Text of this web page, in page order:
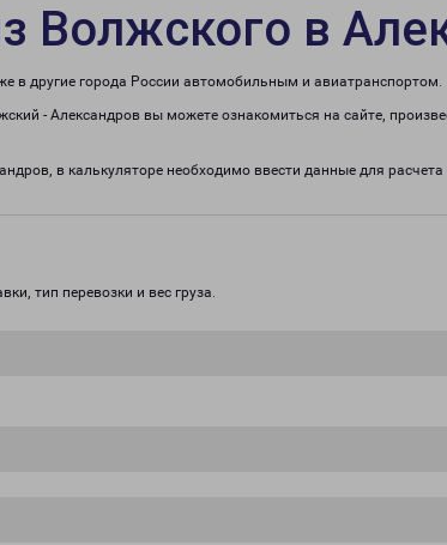
Волжского в
в другие города России автомобильным и авиатранспортом.
- Александров вы можете ознакомиться на сайте,
в калькуляторе необходимо ввести данные для
тип перевозки и вес груза.